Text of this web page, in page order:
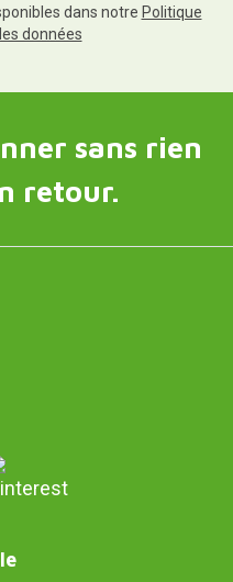
dans notre Politique
données
sans rien
retour.